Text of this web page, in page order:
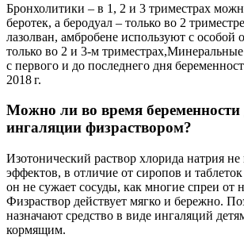
Бронхолитики – в 1, 2 и 3 триместрах
беротек, а беродуал – только во 2
лазолван, амбробене используют с особой
только во 2 и 3-м
с первого и до последнего дня
2018 г.
Можно ли во время беременности
ингаляции физраствором?
Изотонический раствор хлорида натрия
эффектов, в отличие от сиропов и
он не сужает сосуды, как многие спреи от
Физраствор действует мягко и бережно.
назначают средство в виде ингаляций
кормящим.